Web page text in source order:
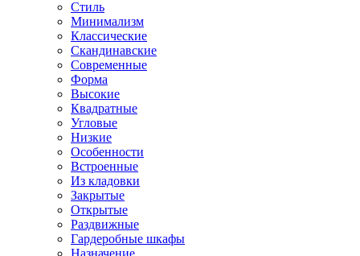
Стиль
Минимализм
Классические
Скандинавские
Современные
Форма
Высокие
Квадратные
Угловые
Низкие
Особенности
Встроенные
Из кладовки
Закрытые
Открытые
Раздвижные
Гардеробные шкафы
Назначение